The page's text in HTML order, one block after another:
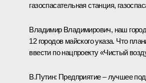
газоспасательная станция,
Владимир Владимирович, наш
12 городов майского указа. Что
ввести по нацпроекту «Чистый
В.Путин: Предприятие – лучшее